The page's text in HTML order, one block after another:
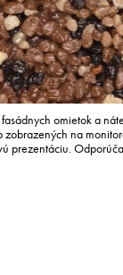
omietok a
na
prezentáciu.